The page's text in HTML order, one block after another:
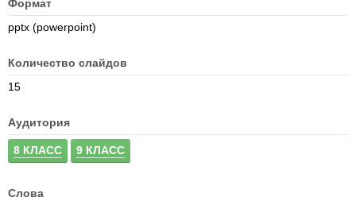
Формат
pptx (powerpoint)
Количество слайдов
15
Аудитория
8 КЛАСС 9 КЛАСС
Слова